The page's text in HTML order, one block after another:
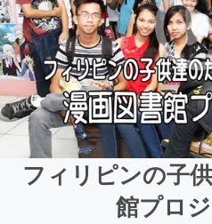
フィリピンの子
館プロ